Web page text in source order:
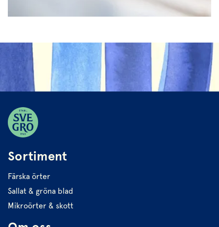
Sortiment
Färska örter
Sallat & gröna blad
Mikroörter & skott